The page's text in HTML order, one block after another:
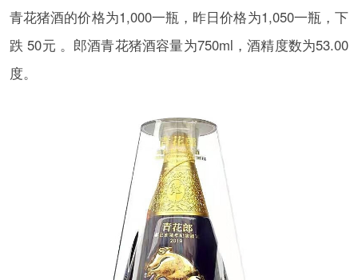
青花猪酒的价格为1,000一瓶，昨日价格为1,050一瓶，下
跌 50元 。郎酒青花猪酒容量为750ml，酒精度数为53.00
度。